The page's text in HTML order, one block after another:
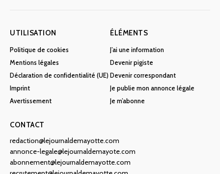
UTILISATION
Politique de cookies
Mentions légales
Déclaration de confidentialité (UE)
Imprint
Avertissement
ÉLÉMENTS
J’ai une information
Devenir pigiste
Devenir correspondant
Je publie mon annonce légale
Je m’abonne
CONTACT
redaction@lejournaldemayotte.com
annonce-legale@lejournaldemayote.com
abonnement@lejournaldemayotte.com